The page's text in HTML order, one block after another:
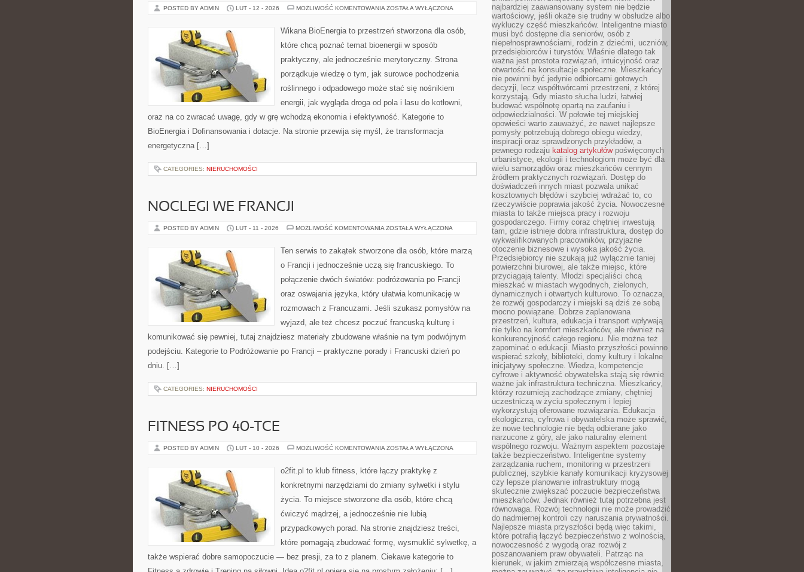
POSTED BY ADMIN LUT - 12 - 2026 MOŻLIWOŚĆ KOMENTOWANIA ENERGIA
ŚWIECIE
ZOSTAŁA WYŁĄCZONA
Wikana BioEnergia to przestrzeń stworzona dla osób,
które chcą poznać temat bioenergii w sposób
praktyczny, ale jednocześnie merytoryczny. Strona
porządkuje wiedzę o tym, jak surowce pochodzenia
roślinnego i odpadowego może stać się nośnikiem
energii, jak wygląda droga od pola i lasu do kotłowni,
oraz na co zwracać uwagę, gdy w grę wchodzą ekonomia i efektywność. Kategorie to
BioEnergia i Dofinansowania i dotacje. Na stronie przewija się myśl, że transformacja
energetyczna […]
CATEGORIES: NIERUCHOMOŚCI
NOCLEGI WE FRANCJI
POSTED BY ADMIN LUT - 11 - 2026 MOŻLIWOŚĆ KOMENTOWANIA NOCLEGI
ZOSTAŁA WYŁĄCZONA
Ten serwis to zakątek stworzone dla osób, które marzą
o Francji i jednocześnie uczą się francuskiego. To
połączenie dwóch światów: podróżowania po Francji
oraz oswajania języka, który ułatwia komunikację w
rozmowach z Francuzami. Jeśli szukasz pomysłów na
wyjazd, ale też chcesz poczuć francuską kulturę i
komunikować się pewniej, tutaj znajdziesz materiały zbudowane właśnie na tym podwójnym
podejściu. Kategorie to Podróżowanie po Francji – praktyczne porady i Francuski dzień po
dniu. […]
CATEGORIES: NIERUCHOMOŚCI
FITNESS PO 40-TCE
POSTED BY ADMIN LUT - 10 - 2026 MOŻLIWOŚĆ KOMENTOWANIA FITNESS
ZOSTAŁA WYŁĄCZONA
o2fit.pl to klub fitness, które łączy praktykę z
konkretnymi narzędziami do zmiany sylwetki i stylu
życia. To miejsce stworzone dla osób, które chcą
ćwiczyć mądrzej, a jednocześnie nie lubią
przypadkowych porad. Na stronie znajdziesz treści,
które pomagają zbudować formę, wysmuklić sylwetkę, a
także wspierać dobre samopoczucie — bez presji, za to z planem. Ciekawe kategorie to
najbardziej zaawansowany system nie będzie
wartościowy, jeśli okaże się trudny w obsłudze albo
wykluczy część mieszkańców. Inteligentne miasto
musi być dostępne dla seniorów, osób z
niepełnosprawnościami, rodzin z dziećmi, uczniów,
przedsiębiorców i turystów. Właśnie dlatego tak
ważna jest prostota rozwiązań, intuicyjność oraz
otwartość na konsultacje społeczne. Mieszkańcy
nie powinni być jedynie odbiorcami gotowych
decyzji, lecz współtwórcami przestrzeni, z której
korzystają. Gdy miasto słucha ludzi, łatwiej
budować wspólnotę opartą na zaufaniu i
odpowiedzialności. W połowie tej miejskiej
opowieści warto zauważyć, że nawet najlepsze
pomysły potrzebują dobrego obiegu wiedzy,
inspiracji oraz sprawdzonych przykładów, a
pewnego rodzaju katalog artykułówpoświęconych
urbanistyce, ekologii i technologiom może być dla
wielu samorządów oraz mieszkańców cennym
źródłem praktycznych rozwiązań. Dostęp do
doświadczeń innych miast pozwala unikać
kosztownych błędów i szybciej wdrażać to, co
rzeczywiście poprawia jakość życia. Nowoczesne
miasta to także miejsca pracy i rozwoju
gospodarczego. Firmy coraz chętniej inwestują
tam, gdzie istnieje dobra infrastruktura, dostęp do
wykwalifikowanych pracowników, przyjazne
otoczenie biznesowe i wysoka jakość życia.
Przedsiębiorcy nie szukają już wyłącznie taniej
powierzchni biurowej, ale także miejsc, które
przyciągają talenty. Młodzi specjaliści chcą
mieszkać w miastach wygodnych, zielonych,
dynamicznych i otwartych kulturowo. To oznacza,
że rozwój gospodarczy i miejski są dziś ze sobą
mocno powiązane. Dobrze zaplanowana
przestrzeń, kultura, edukacja i transport wpływają
nie tylko na komfort mieszkańców, ale również na
konkurencyjność całego regionu. Nie można też
zapominać o edukacji. Miasto przyszłości powinno
wspierać szkoły, biblioteki, domy kultury i lokalne
inicjatywy społeczne. Wiedza, kompetencje
cyfrowe i aktywność obywatelska stają się równie
ważne jak infrastruktura techniczna. Mieszkańcy,
którzy rozumieją zachodzące zmiany, chętniej
uczestniczą w życiu społecznym i lepiej
wykorzystują oferowane rozwiązania. Edukacja
ekologiczna, cyfrowa i obywatelska może sprawić,
że nowe technologie nie będą odbierane jako
narzucone z góry, ale jako naturalny element
wspólnego rozwoju. Ważnym aspektem pozostaje
także bezpieczeństwo. Inteligentne systemy
zarządzania ruchem, monitoring w przestrzeni
publicznej, szybkie kanały komunikacji kryzysowej
czy lepsze planowanie infrastruktury mogą
skutecznie zwiększać poczucie bezpieczeństwa
mieszkańców. Jednak również tutaj potrzebna jest
równowaga. Rozwój technologii nie może prowadzić
do nadmiernej kontroli czy naruszania prywatności.
Najlepsze miasta przyszłości będą więc takimi,
które potrafią łączyć bezpieczeństwo z wolnością,
nowoczesność z wygodą oraz rozwój z
poszanowaniem praw obywateli. Patrząc na
kierunek, w jakim zmierzają współczesne miasta,